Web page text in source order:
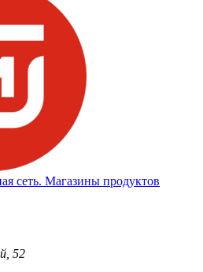
сеть. Магазины продуктов
52